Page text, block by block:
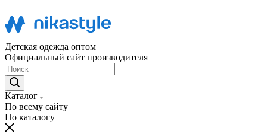
Детская одежда оптом
Официальный сайт производителя
Каталог
По всему сайту
По каталогу